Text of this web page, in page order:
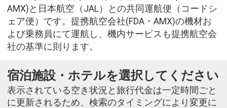
AMX)と日本航空（JAL）との共同運航便（コードシ
ェア便）です。提携航空会社(FDA・AMX)の機材お
よび乗務員にて運航し、機内サービスも提携航空会
社の基準に則ります。
宿泊施設・ホテルを選択してください
表示されている空き状況と旅行代金は一定時間ごと
に更新されるため、検索のタイミングにより変更に